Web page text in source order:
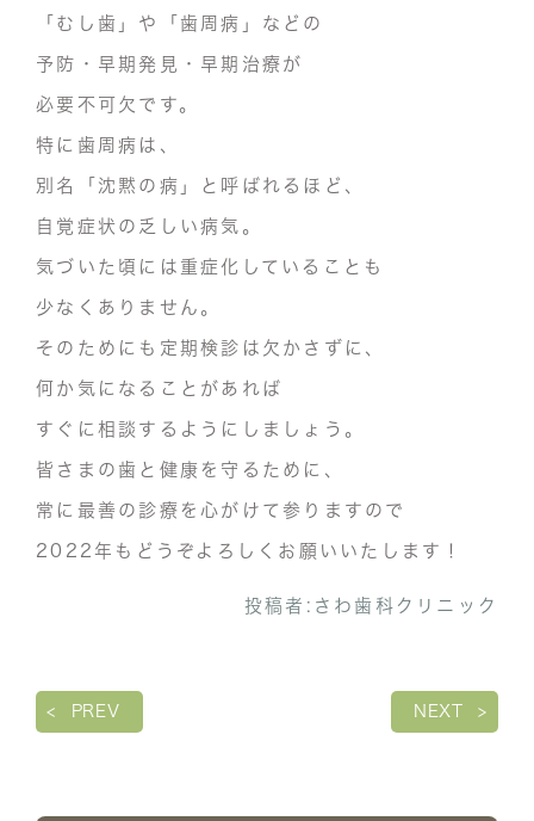
「むし歯」 や 「歯周病」 などの
予防・早期発見・早期治療 が
必要不可欠 です。
特に歯周病は、
別名「沈黙の病」と呼ばれるほど、
自覚症状の乏しい病気。
気づいた頃には重症化していることも
少なくありません。
そのためにも 定期検診は欠かさず に、
何か気になることがあれば
すぐに相談 するようにしましょう。
皆さまの歯と健康を守るために、
常に最善の診療を心がけて参りますので
2022年もどうぞよろしくお願いいたします！
投稿者: さわ歯科クリニック
PREV NEXT